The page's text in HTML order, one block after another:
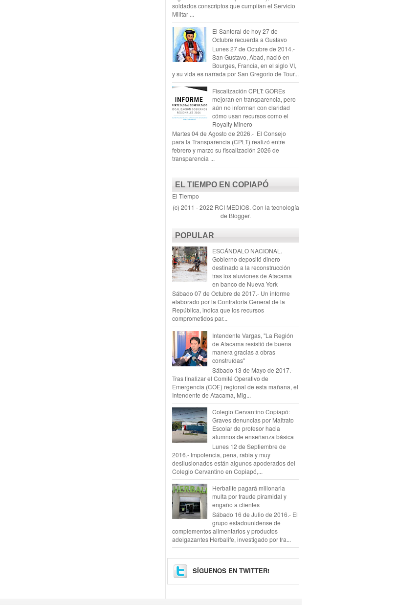
soldados conscriptos que cumplían el Servicio
Militar ...
El Santoral de hoy 27 de
Octubre recuerda a Gustavo
Lunes 27 de Octubre de 2014.-
San Gustavo, Abad, nació en
Bourges, Francia, en el siglo VI,
y su vida es narrada por San Gregorio de Tour...
Fiscalización CPLT: GOREs
mejoran en transparencia, pero
aún no informan con claridad
cómo usan recursos como el
Royalty Minero
Martes 04 de Agosto de 2026.- El Consejo
para la Transparencia (CPLT) realizó entre
febrero y marzo su fiscalización 2026 de
transparencia ...
EL TIEMPO EN COPIAPÓ
El Tiempo
(c) 2011 - 2022 RCI MEDIOS. Con la tecnología
de Blogger.
POPULAR
ESCÁNDALO NACIONAL.
Gobierno depositó dinero
destinado a la reconstrucción
tras los aluviones de Atacama
en banco de Nueva York
Sábado 07 de Octubre de 2017.- Un informe
elaborado por la Contraloría General de la
República, indica que los recursos
comprometidos par...
Intendente Vargas, "La Región
de Atacama resistió de buena
manera gracias a obras
construídas"
Sábado 13 de Mayo de 2017.-
Tras finalizar el Comité Operativo de
Emergencia (COE) regional de esta mañana, el
Intendente de Atacama, Mig...
Colegio Cervantino Copiapó:
Graves denuncias por Maltrato
Escolar de profesor hacia
alumnos de enseñanza básica
Lunes 12 de Septiembre de
2016.- Impotencia, pena, rabia y muy
desilusionados están algunos apoderados del
Colegio Cervantino en Copiapó,...
Herbalife pagará millonaria
multa por fraude piramidal y
engaño a clientes
Sábado 16 de Julio de 2016.- El
grupo estadounidense de
complementos alimentarios y productos
adelgazantes Herbalife, investigado por fra...
SÍGUENOS EN TWITTER!